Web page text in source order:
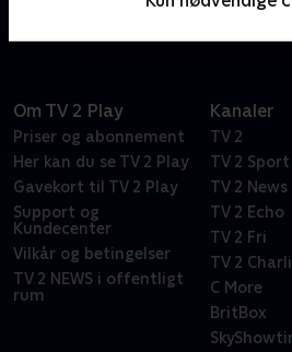
Om TV 2 Play
Priser og abonnement
Her kan du se TV 2 Play
Gavekort til TV 2 Play
Support og
Kundecenter
Vilkår og betingelser
TV 2 NEWS i offentligt
rum
Kanaler
TV 2
TV 2 Sport
TV 2 News
TV 2 Echo
TV 2 Fri
TV 2
C More
BritBox